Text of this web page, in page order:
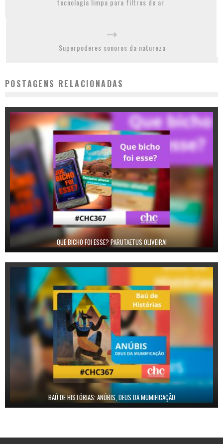
Superpoderes sonoros da natureza
POSTAGENS RELACIONADAS
QUE BICHO FOI ESSE? PARUTAETUS OLIVEIRAI
BAÚ DE HISTÓRIAS: ANÚBIS, DEUS DA MUMIFICAÇÃO